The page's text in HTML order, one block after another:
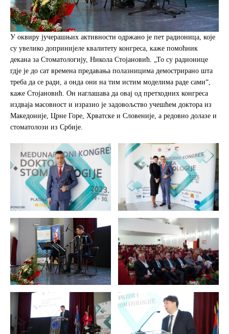
У оквиру јучерашњих активности одржано је пет радионица, које
су увелико допринијеле квалитету конгреса, каже помоћник
декана за Стоматологију, Никола Стојановић. „То су радионице
гдје је до сат времена предавања полазницима демострирано шта
треба да се ради, а онда они на тим истим моделима раде сами“,
каже Стојановић. Он наглашава да овај од претходних конгреса
издваја масовност и изразио је задовољство учешћем доктора из
Македоније, Црне Горе, Хрватске и Словеније, а редовно долазе и
стоматолози из Србије.